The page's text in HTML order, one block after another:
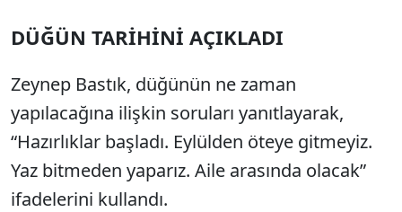
DÜĞÜN TARİHİNİ AÇIKLADI
Zeynep Bastık, düğünün ne zaman
yapılacağına ilişkin soruları yanıtlayarak,
“Hazırlıklar başladı. Eylülden öteye gitmeyiz.
Yaz bitmeden yaparız. Aile arasında olacak”
ifadelerini kullandı.